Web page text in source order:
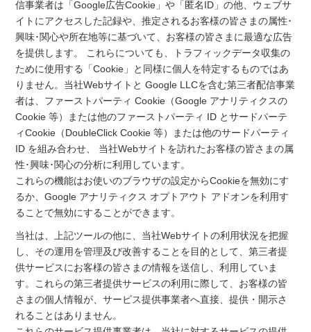
信事業者は「Google広告Cookie」や「匿名ID」の他、ウェブサ
イトにアクセスした記録や、推定されるお客様の皆さまの属性･
興味･関心や所在地等に基づいて、お客様の皆さまに最適な広告
を提供します。 これらについても、トラフィックデータ収集の
ために使用する「Cookie」と同様に個人を特定するものではあ
りません。当社Webサイトと Google LLCを含む第三者配信事業
者は、ファーストパーティ Cookie（Google アナリティクスの
Cookie 等）または他のファーストパーティ ID とサードパーテ
ィCookie（DoubleClick Cookie 等）または他のサードパーティ
ID を組み合わせ、 当社Webサイトを訪れたお客様の皆さまの属
性･興味･関心の分析に利用しています。
これらの機能はお使いのブラウザの設定からCookieを無効にす
るか、Google アナリティクス オプトアウト アドオンを利用す
ることで無効にすることができます。
当社は、上記ツールの他に、当社Webサイトの利用状況を把握
し、その運用を管理及び改善することを目的として、第三者提
供サービスにお客様の皆さまの情報を送信し、利用していま
す。これらの第三者提供サービスの利用に際して、お客様の皆
さまの個人情報が、サービス提供事業者へ直接、提供・開示さ
れることはありません。